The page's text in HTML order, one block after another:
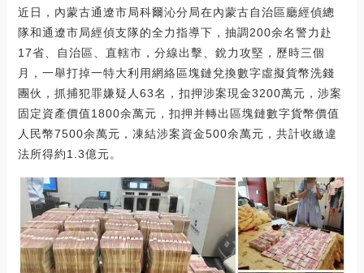
近日，內蒙古通遼市局科爾沁分局在內蒙古自治區廳經偵總
隊和通遼市局經偵支隊的全力指導下，抽調200余名警力赴
17省、自治區、直轄市，分線出擊、銳力攻堅，歷時三個
月，一舉打掉一特大利用網絡區塊鏈兌換數字虛擬貨幣洗錢
團伙，抓捕犯罪嫌疑人63名，扣押涉案現金3200萬元，涉案
固定資產價值1800余萬元，扣押并轉出區塊鏈數字貨幣價值
人民幣7500余萬元，凍結涉案資金500余萬元，共計收繳違
法所得約1.3億元。